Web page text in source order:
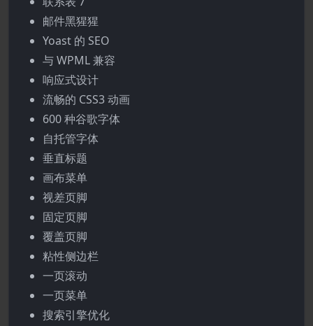
邮件黑猩猩
Yoast 的 SEO
与 WPML 兼容
响应式设计
流畅的 CSS3 动画
600 种谷歌字体
自托管字体
垂直标题
画布菜单
视差页脚
固定页脚
覆盖页脚
粘性侧边栏
一页滚动
一页菜单
搜索引擎优化